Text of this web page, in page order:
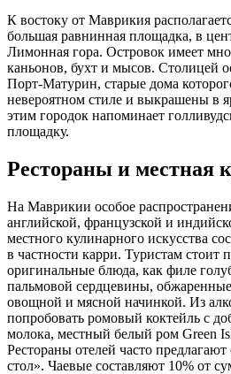
К востоку от Маврикия
большая равнинная площадка, в
Лимонная гора. Островок имеет
каньонов, бухт и мысов. Столицей
Порт-Матурин, старые дома
невероятном стиле и выкрашены в
этим городок напоминает
площадку.
Рестораны и местная
На Маврикии особое
английской, французской и
местного кулинарного искусства
в частности карри. Туристам стоит
оригинальные блюда, как филе
пальмовой сердцевины,
овощной и мясной начинкой. Из
попробовать ромовый коктейль с
молока, местный белый ром Green
Рестораны отелей часто
стол». Чаевые составляют 10% от